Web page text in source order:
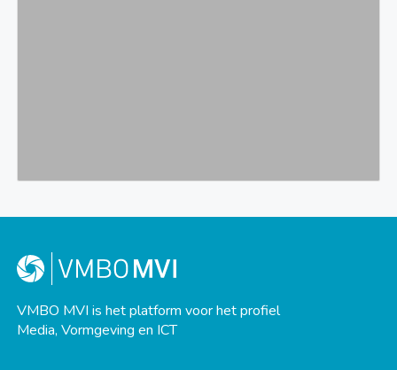
VMBO MVI is het platform voor het profiel
Media, Vormgeving en ICT